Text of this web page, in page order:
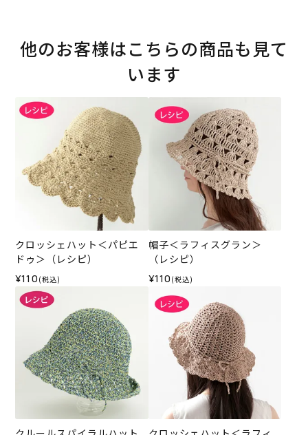
他のお客様はこちらの商品も見て
います
クロッシェハット＜パピエ
ドゥ＞（レシピ）
¥110 (税込)
帽子＜ラフィスグラン＞
（レシピ）
¥110 (税込)